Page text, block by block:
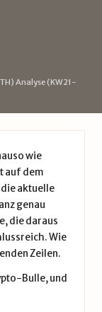
Analyse (KW21-
wie
auf dem
aktuelle
genau
die daraus
Wie
Zeilen.
Bulle, und